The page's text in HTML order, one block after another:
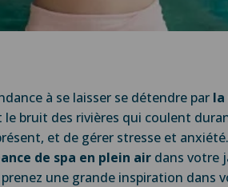
à se laisser se détendre par
bruit des rivières qui coulent
et de gérer stresse et anxiété.
de spa en plein air dans votre
une grande inspiration dans